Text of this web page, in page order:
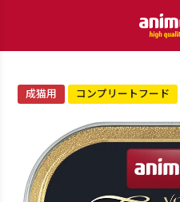
成猫用 コンプリートフード